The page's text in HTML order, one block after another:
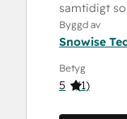
samtidigt
Byggd av
Snowise
Betyg
5 (1)